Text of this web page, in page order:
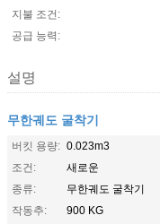
지불 조건:
공급 능력:
설명
무한궤도 굴착기
버킷 용량: 0.023m3
조건:
새로운
종류:
무한궤도 굴착기
작동추:
900 KG